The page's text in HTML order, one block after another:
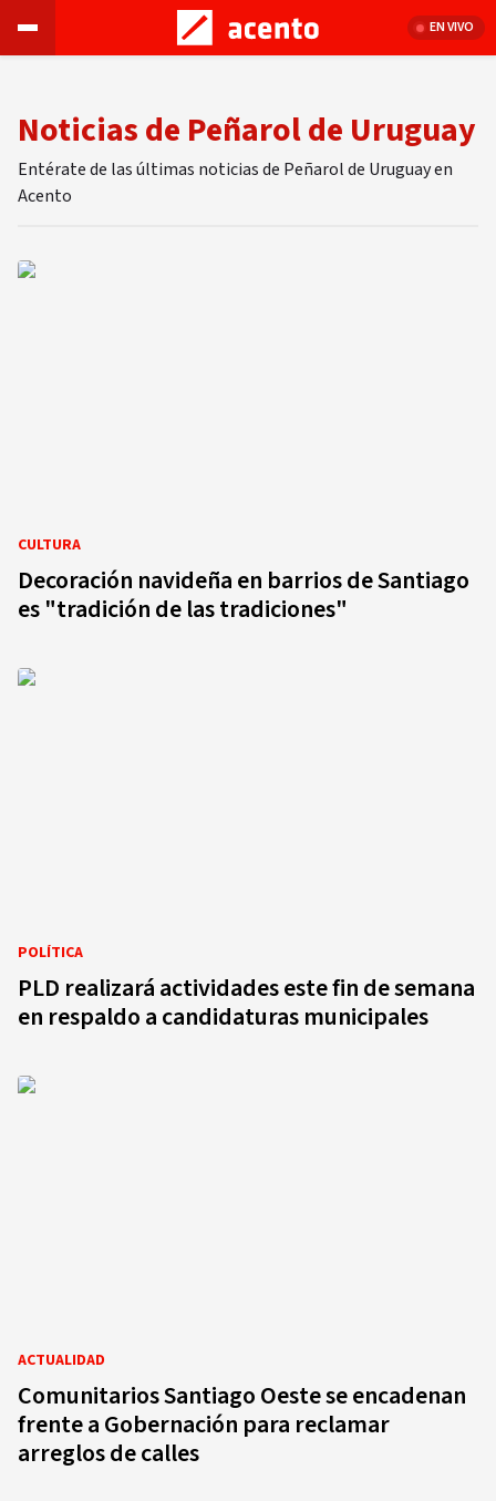
EN VIVO
Noticias de Peñarol de Uruguay
Entérate de las últimas noticias de Peñarol de Uruguay en
Acento
CULTURA
Decoración navideña en barrios de Santiago
es "tradición de las tradiciones"
POLÍTICA
PLD realizará actividades este fin de semana
en respaldo a candidaturas municipales
ACTUALIDAD
Comunitarios Santiago Oeste se encadenan
frente a Gobernación para reclamar
arreglos de calles